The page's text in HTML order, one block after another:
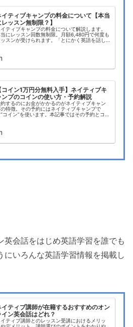
イティブキャンプの料金について【本当
レッスン無制限？】
ティブキャンプの料金について解説します。
にレッスン回数無制限。月額6,480円で何度も
ッスンが受けられます。「とにかく英語を話し
コイン1万円分無料入手】ネイティブキ
ンプのコインの使い方・予約解説
するのにお金がかかるのがネイティブキャン
の特徴。その予約にはネイティブキャンプで
コイン”を使います。本記事ではその予約とコイ
英会話をはじめ英語学習を誰でも
にいろんな英語学習情報を掲載し
イティブ講師が在籍するおすすめのオン
イン英会話はどれ？
ティブ講師とのレッスン受講におけるメリッ